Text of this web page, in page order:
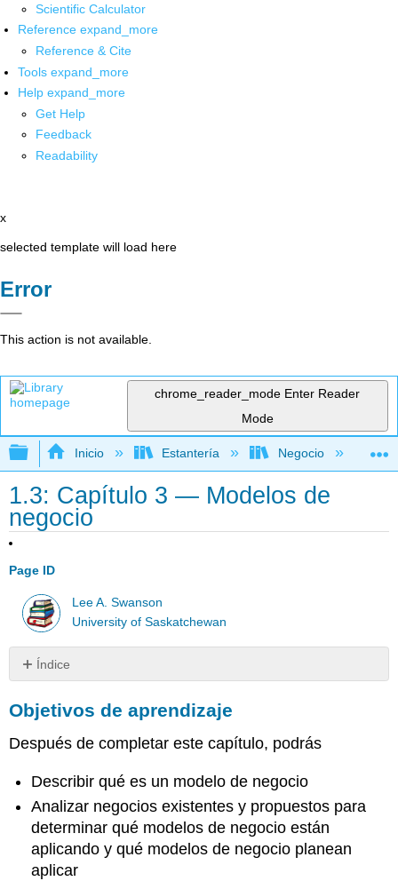
Scientific Calculator
Reference expand_more
Reference & Cite
Tools expand_more
Help expand_more
Get Help
Feedback
Readability
x
selected template will load here
Error
This action is not available.
chrome_reader_mode Enter Reader
Mode
Expandir/contraer jerarquía global
Inicio Estantería Negocio
1.3: Capítulo 3 — Modelos de
negocio
Page ID
Lee A. Swanson
University of Saskatchewan
Índice
de
aprendizaje
Visión
¿Qué
son
los
modelos
de
negocio?
Objetivos de aprendizaje
Después de completar este capítulo, podrás
Describir qué es un modelo de negocio
Analizar negocios existentes y propuestos para
determinar qué modelos de negocio están
aplicando y qué modelos de negocio planean
aplicar